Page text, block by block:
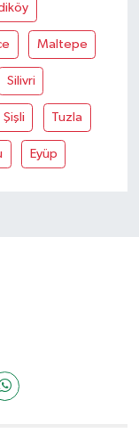
Maltepe
Silivri
Şişli Tuzla
Eyüp